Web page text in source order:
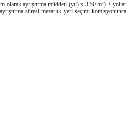
olarak ayrıştırma müddeti (yıl) x 3.50 m²) + yollar
süresi mezarlık yeri seçimi komisyonunca